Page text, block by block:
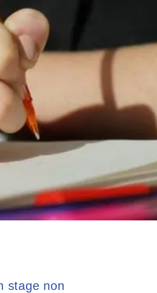
stage non